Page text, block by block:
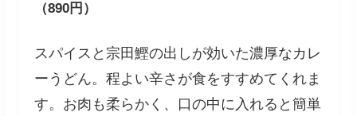
（890円）
スパイスと宗田鰹の出しが効いた濃厚なカレ
ーうどん。程よい辛さが食をすすめてくれま
す。お肉も柔らかく、口の中に入れると簡単